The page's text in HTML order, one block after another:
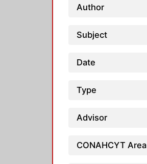
Author
Subject
Date
Type
Advisor
CONAHCYT Area